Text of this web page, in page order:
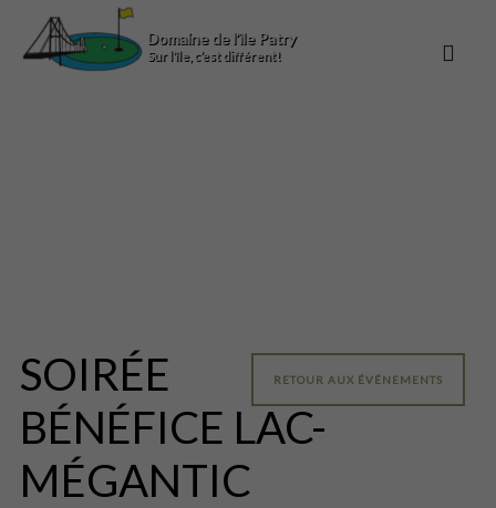
Domaine de l’île Patry
Sur l’île, c’est différent!
RETOUR AUX ÉVÉNEMENTS
SOIRÉE
BÉNÉFICE LAC-
MÉGANTIC